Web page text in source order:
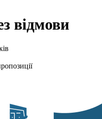
відмови